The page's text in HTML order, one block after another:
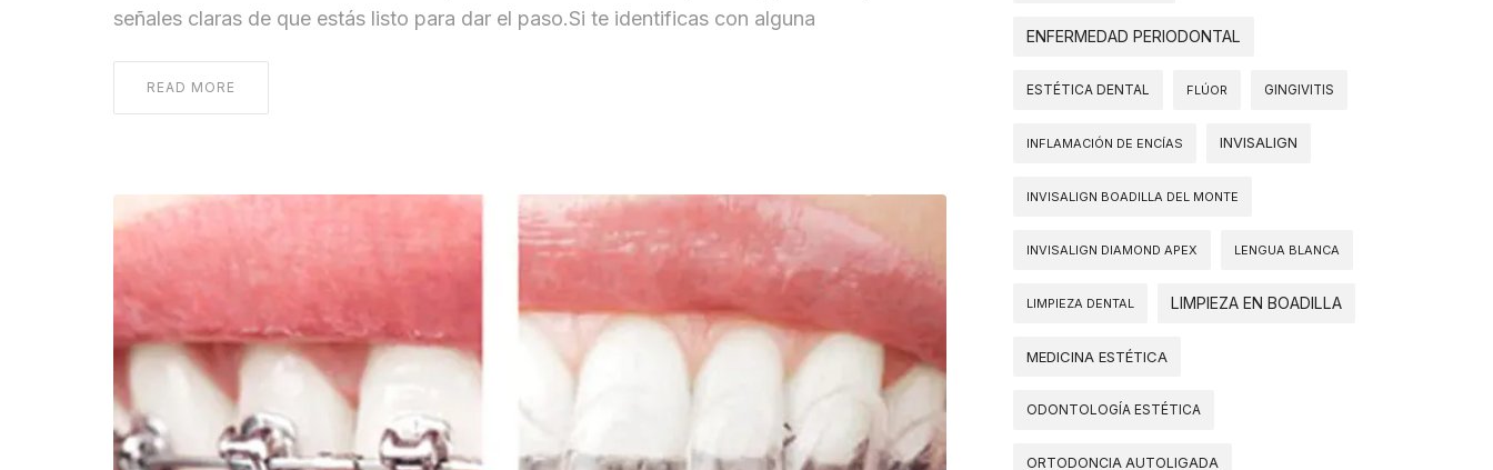
señales claras de que estás listo para dar el paso.Si te identificas con alguna
READ MORE
ENFERMEDAD PERIODONTAL
ESTÉTICA DENTAL FLÚOR GINGIVITIS
INFLAMACIÓN DE ENCÍAS INVISALIGN
INVISALIGN BOADILLA DEL MONTE
INVISALIGN DIAMOND APEX LENGUA BLANCA
LIMPIEZA DENTAL LIMPIEZA EN BOADILLA
MEDICINA ESTÉTICA
ODONTOLOGÍA ESTÉTICA
ORTODONCIA AUTOLIGADA